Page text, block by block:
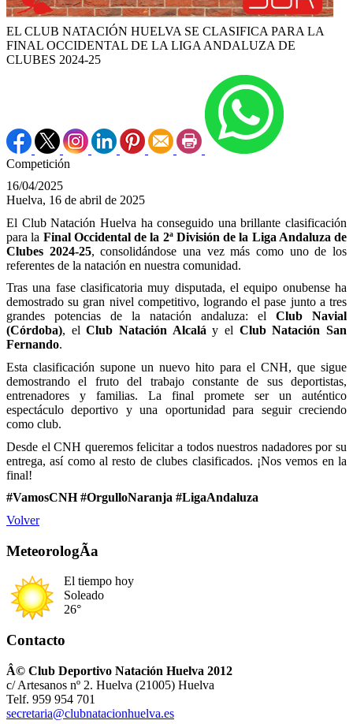
EL CLUB NATACIÓN HUELVA SE CLASIFICA PARA LA
FINAL OCCIDENTAL DE LA LIGA ANDALUZA DE
CLUBES 2024-25
Competición
16/04/2025
Huelva, 16 de abril de 2025
El Club Natación Huelva ha conseguido una brillante clasificación
para la Final Occidental de la 2ª División de la Liga Andaluza de
Clubes 2024-25, consolidándose una vez más como uno de los
referentes de la natación en nuestra comunidad.
Tras una fase clasificatoria muy disputada, el equipo onubense ha
demostrado su gran nivel competitivo, logrando el pase junto a tres
grandes potencias de la natación andaluza: el Club Navial
(Córdoba), elClub Natación Alcalá y el Club Natación San
Fernando.
Esta clasificación supone un nuevo hito para el CNH, que sigue
demostrando el fruto del trabajo constante de sus deportistas,
entrenadores y familias. La final promete ser un auténtico
espectáculo deportivo y una oportunidad para seguir creciendo
como club.
Desde el CNH queremos felicitar a todos nuestros nadadores por su
entrega, así como al resto de clubes clasificados. ¡Nos vemos en la
final!
#VamosCNH #OrgulloNaranja #LigaAndaluza
Volver
MeteorologÃ­a
El tiempo hoy
Soleado
26°
Contacto
Â© Club Deportivo Natación Huelva 2012
c/ Artesanos nº 2. Huelva (21005) Huelva
Telf. 959 954 701
secretaria@clubnatacionhuelva.es